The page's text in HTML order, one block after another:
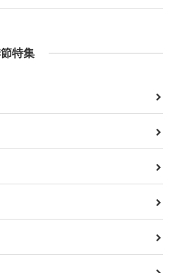
特集